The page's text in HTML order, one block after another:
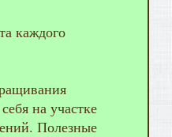
каждого
на участке
Полезные